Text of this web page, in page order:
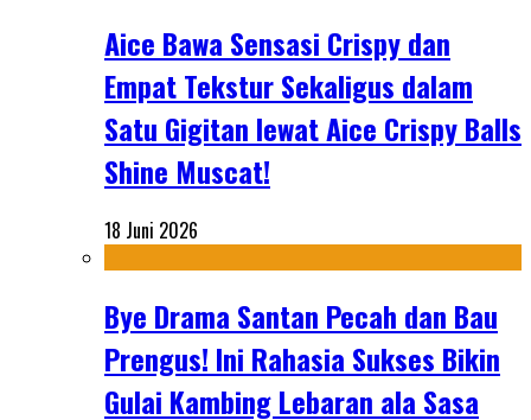
Aice Bawa Sensasi Crispy dan
Empat Tekstur Sekaligus dalam
Satu Gigitan lewat Aice Crispy Balls
Shine Muscat!
18 Juni 2026
Bye Drama Santan Pecah dan Bau
Prengus! Ini Rahasia Sukses Bikin
Gulai Kambing Lebaran ala Sasa